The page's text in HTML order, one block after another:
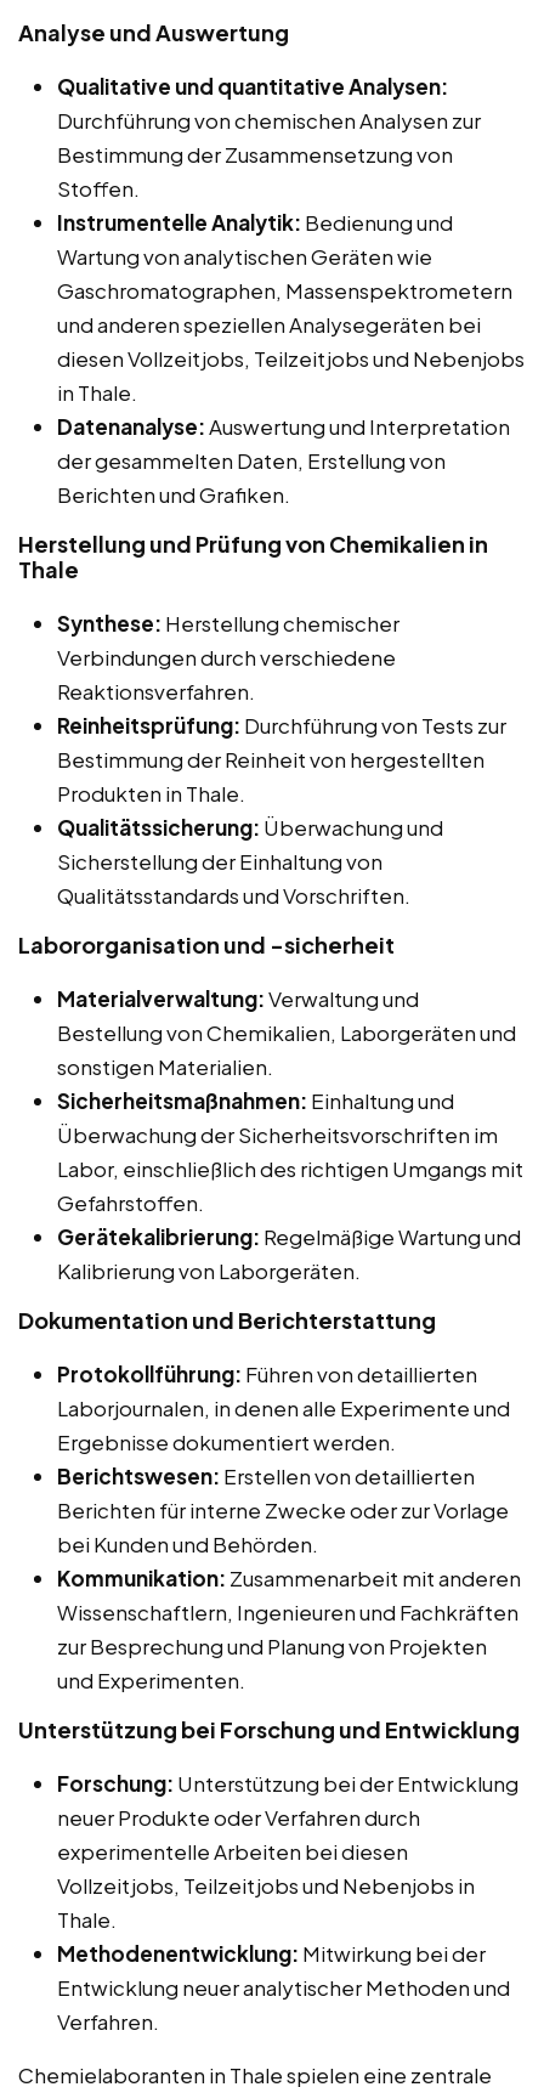
Analyse und Auswertung
Qualitative und quantitative Analysen:
Durchführung von chemischen Analysen zur
Bestimmung der Zusammensetzung von
Stoffen.
Instrumentelle Analytik: Bedienung und
Wartung von analytischen Geräten wie
Gaschromatographen, Massenspektrometern
und anderen speziellen Analysegeräten bei
diesen Vollzeitjobs, Teilzeitjobs und Nebenjobs
in Thale.
Datenanalyse:Auswertung und Interpretation
der gesammelten Daten, Erstellung von
Berichten und Grafiken.
Herstellung und Prüfung von Chemikalien in
Thale
Synthese: Herstellung chemischer
Verbindungen durch verschiedene
Reaktionsverfahren.
Reinheitsprüfung: Durchführung von Tests zur
Bestimmung der Reinheit von hergestellten
Produkten in Thale.
Qualitätssicherung: Überwachung und
Sicherstellung der Einhaltung von
Qualitätsstandards und Vorschriften.
Labororganisation und -sicherheit
Materialverwaltung:Verwaltung und
Bestellung von Chemikalien, Laborgeräten und
sonstigen Materialien.
Sicherheitsmaßnahmen: Einhaltung und
Überwachung der Sicherheitsvorschriften im
Labor, einschließlich des richtigen Umgangs mit
Gefahrstoffen.
Gerätekalibrierung: Regelmäßige Wartung und
Kalibrierung von Laborgeräten.
Dokumentation und Berichterstattung
Protokollführung: Führen von detaillierten
Laborjournalen, in denen alle Experimente und
Ergebnisse dokumentiert werden.
Berichtswesen: Erstellen von detaillierten
Berichten für interne Zwecke oder zur Vorlage
bei Kunden und Behörden.
Kommunikation: Zusammenarbeit mit anderen
Wissenschaftlern, Ingenieuren und Fachkräften
zur Besprechung und Planung von Projekten
und Experimenten.
Unterstützung bei Forschung und Entwicklung
Forschung: Unterstützung bei der Entwicklung
neuer Produkte oder Verfahren durch
experimentelle Arbeiten bei diesen
Vollzeitjobs, Teilzeitjobs und Nebenjobs in
Thale.
Methodenentwicklung: Mitwirkung bei der
Entwicklung neuer analytischer Methoden und
Verfahren.
Chemielaboranten in Thale spielen eine zentrale